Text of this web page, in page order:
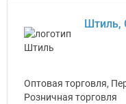
Штиль,
Оптовая торговля,
Розничная торговля